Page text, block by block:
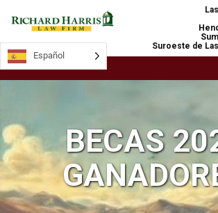
Suroeste de
BECAS
Español